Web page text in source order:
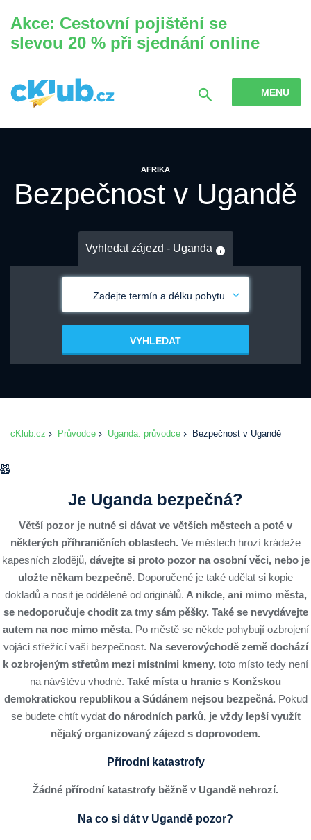
Akce: Cestovní pojištění se
slevou 20 % při sjednání online
MENU
AFRIKA
Bezpečnost v Ugandě
Vyhledat zájezd - Uganda
Zadejte termín a délku pobytu
VYHLEDAT
cKlub.cz Průvodce Uganda: průvodce Bezpečnost v Ugandě
Je Uganda bezpečná?
Větší pozor je nutné si dávat ve větších městech a poté v
některých příhraničních oblastech. Ve městech hrozí krádeže
kapesních zlodějů, dávejte si proto pozor na osobní věci, nebo je
uložte někam bezpečně. Doporučené je také udělat si kopie
dokladů a nosit je odděleně od originálů. A nikde, ani mimo města,
se nedoporučuje chodit za tmy sám pěšky. Také se nevydávejte
autem na noc mimo města. Po městě se někde pohybují ozbrojení
vojáci střežící vaši bezpečnost. Na severovýchodě země dochází
k ozbrojeným střetům mezi místními kmeny, toto místo tedy není
na návštěvu vhodné. Také místa u hranic s Konžskou
demokratickou republikou a Súdánem nejsou bezpečná. Pokud
se budete chtít vydat do národních parků, je vždy lepší využít
nějaký organizovaný zájezd s doprovodem.
Přírodní katastrofy
Žádné přírodní katastrofy běžně v Ugandě nehrozí.
Na co si dát v Ugandě pozor?